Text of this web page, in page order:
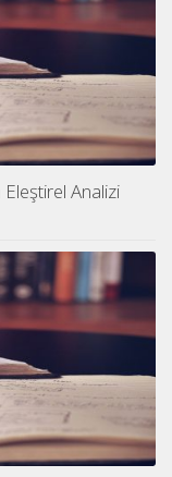
Eleştirel Analizi